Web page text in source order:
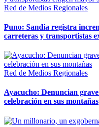
Red de Medios Regionales
Puno: Sandia registra
carreteras y transportistas
Red de Medios Regionales
Ayacucho: Denuncian
celebración en sus montañas